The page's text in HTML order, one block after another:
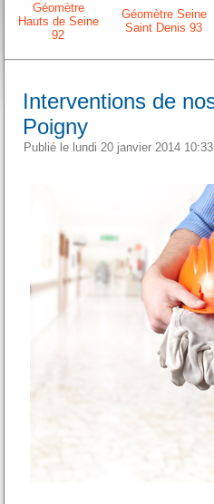
Géomètre
Hauts de Seine
92
Géomètre Seine
Saint Denis 93
Interventions de
Poigny
Publié le lundi 20 janvier 2014 10:33